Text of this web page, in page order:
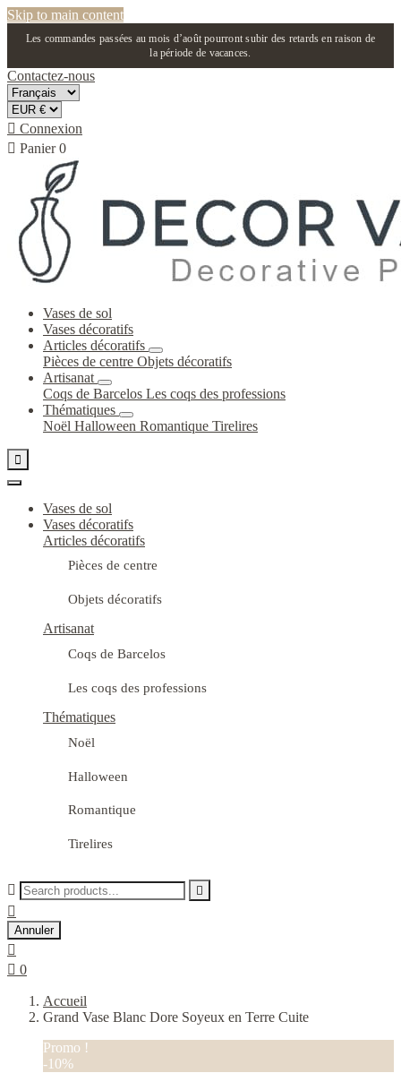
Skip to main content
Les commandes passées au mois d’août pourront subir des retards en raison de
la période de vacances.
Contactez-nous
 Connexion
 Panier 0
Vases de sol
Vases décoratifs
Articles décoratifs
Pièces de centre Objets décoratifs
Artisanat
Coqs de Barcelos Les coqs des professions
Thématiques
Noël Halloween Romantique Tirelires

Vases de sol
Vases décoratifs
Articles décoratifs
Pièces de centre
Objets décoratifs
Artisanat
Coqs de Barcelos
Les coqs des professions
Thématiques
Noël
Halloween
Romantique
Tirelires
 

Annuler

 0
Accueil
Grand Vase Blanc Dore Soyeux en Terre Cuite
Promo !
-10%